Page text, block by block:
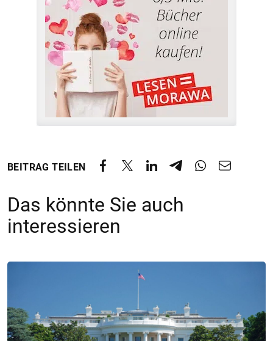
BEITRAG TEILEN
Das könnte Sie auch
interessieren